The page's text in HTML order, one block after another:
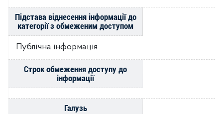
Підстава віднесення інформації до
категорії з обмеженим доступом
Публічна інформація
Строк обмеження доступу до
інформації
Галузь